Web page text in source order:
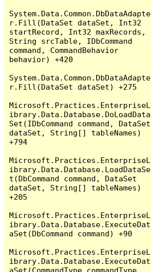
System.Data.Common.DbDataAdapte
r.Fill(DataSet dataSet, Int32
startRecord, Int32 maxRecords,
String srcTable, IDbCommand
command, CommandBehavior
behavior) +420
System.Data.Common.DbDataAdapte
r.Fill(DataSet dataSet) +275
Microsoft.Practices.EnterpriseL
ibrary.Data.Database.DoLoadData
Set(IDbCommand command, DataSet
dataSet, String[] tableNames)
+794
Microsoft.Practices.EnterpriseL
ibrary.Data.Database.LoadDataSe
t(DbCommand command, DataSet
dataSet, String[] tableNames)
+205
Microsoft.Practices.EnterpriseL
ibrary.Data.Database.ExecuteDat
aSet(DbCommand command) +90
Microsoft.Practices.EnterpriseL
ibrary.Data.Database.ExecuteDat
aSet(CommandType commandType,